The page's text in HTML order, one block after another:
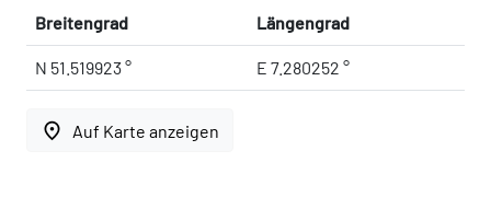
Breitengrad Längengrad
N 51.519923 ° E 7.280252 °
place Auf Karte anzeigen